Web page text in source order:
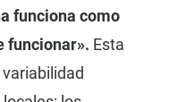
funciona como
funcionar». Esta